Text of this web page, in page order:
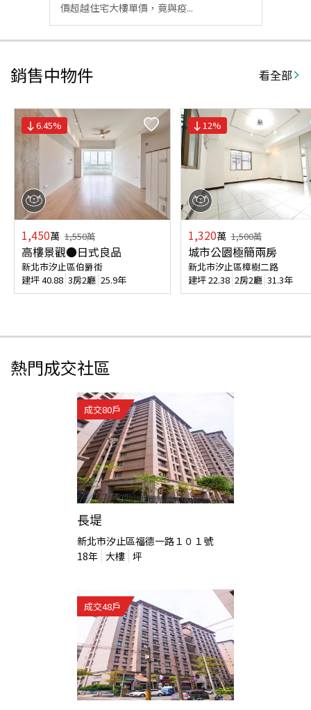
價超越住宅大樓單價，竟與疫...
銷售中物件 看全部
6.45%
1,450萬 1,550萬
高樓景觀●日式良品
新北市汐止區伯爵街
建坪40.88 3房2廳 25.9年
12%
1,320萬 1,500萬
城市公園極簡兩房
新北市汐止區樟樹二路
建坪22.38 2房2廳 31.3年
熱門成交社區
成交80戶
長堤
新北市汐止區福德一路１０１號
18年 大樓 坪
成交48戶